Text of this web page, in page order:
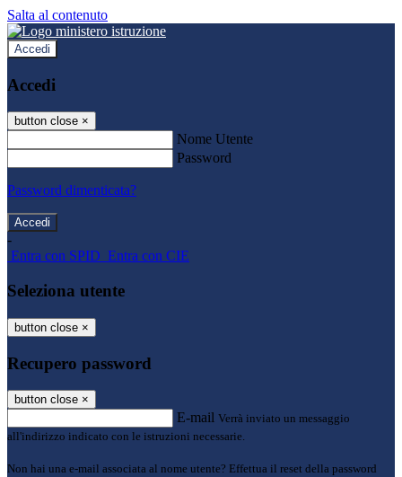
Salta al contenuto
Accedi
Accedi
button close ×
Nome Utente
Password
Password dimenticata?
-
Entra con SPID Entra con CIE
Seleziona utente
button close ×
Recupero password
button close ×
E-mail Verrà inviato un messaggio
all'indirizzo indicato con le istruzioni necessarie.
Non hai una e-mail associata al nome utente? Effettua il reset della password